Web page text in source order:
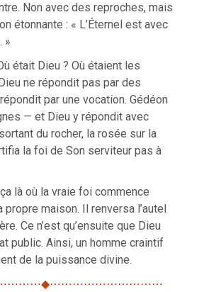
Non avec des reproches, mais
étonnante : « L’Éternel est avec
»
était Dieu ? Où étaient les
ne répondit pas par des
par une vocation. Gédéon
— et Dieu y répondit avec
du rocher, la rosée sur la
la foi de Son serviteur pas à
là où la vraie foi commence
propre maison. Il renversa l’autel
Ce n’est qu’ensuite que Dieu
public. Ainsi, un homme craintif
de la puissance divine.